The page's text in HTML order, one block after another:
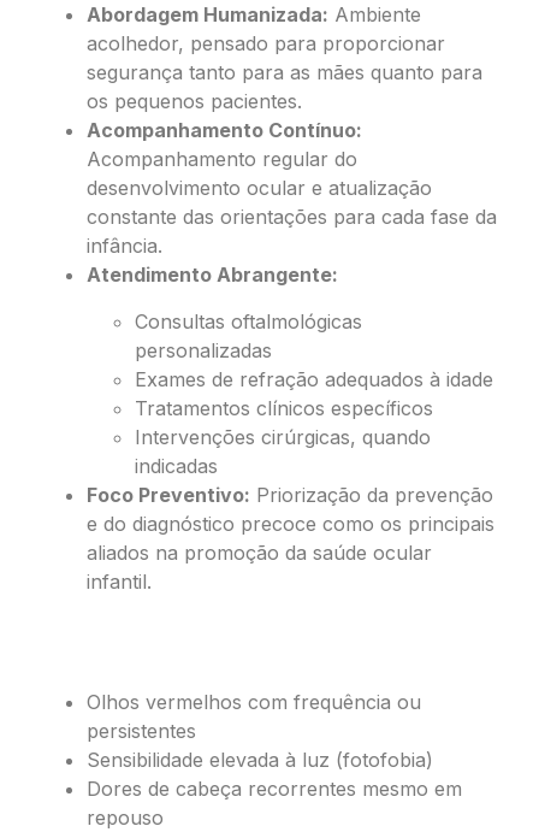
Abordagem Humanizada: Ambiente
acolhedor, pensado para proporcionar
segurança tanto para as mães quanto para
os pequenos pacientes.
Acompanhamento Contínuo:
Acompanhamento regular do
desenvolvimento ocular e atualização
constante das orientações para cada fase da
infância.
Atendimento Abrangente:
Consultas oftalmológicas
personalizadas
Exames de refração adequados à idade
Tratamentos clínicos específicos
Intervenções cirúrgicas, quando
indicadas
Foco Preventivo: Priorização da prevenção
e do diagnóstico precoce como os principais
aliados na promoção da saúde ocular
infantil.
Olhos vermelhos com frequência ou
persistentes
Sensibilidade elevada à luz (fotofobia)
Dores de cabeça recorrentes mesmo em
repouso